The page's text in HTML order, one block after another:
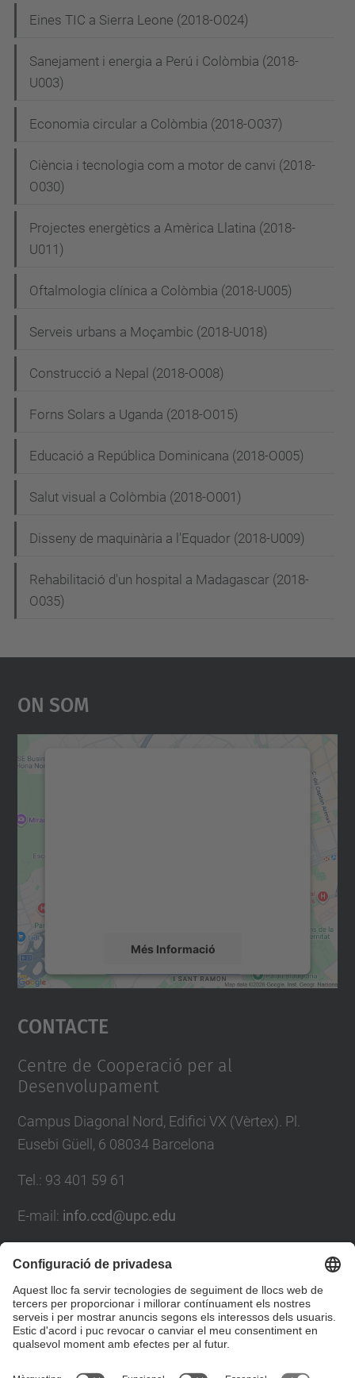
Eines TIC a Sierra Leone (2018-O024)
Sanejament i energia a Perú i Colòmbia (2018-
U003)
Economia circular a Colòmbia (2018-O037)
Ciència i tecnologia com a motor de canvi (2018-
O030)
Projectes energètics a Amèrica Llatina (2018-
U011)
Oftalmologia clínica a Colòmbia (2018-U005)
Serveis urbans a Moçambic (2018-U018)
Construcció a Nepal (2018-O008)
Forns Solars a Uganda (2018-O015)
Educació a República Dominicana (2018-O005)
Salut visual a Colòmbia (2018-O001)
Disseny de maquinària a l'Equador (2018-U009)
Rehabilitació d'un hospital a Madagascar (2018-
O035)
On Som
Més Informació
Accepta
powered by
Contacte
Centre de Cooperació per al
Desenvolupament
Campus Diagonal Nord, Edifici VX (Vèrtex). Pl.
Eusebi Güell, 6 08034 Barcelona
Tel. : 93 401 59 61
E-mail : info.ccd@upc.edu
Formulari de contacte